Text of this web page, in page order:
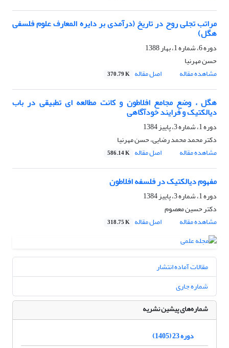
مراتب تجلی روح در تاریخ (درآمدی بر دایره المعارف علوم فلسفی
هگل)
دوره 6، شماره 1، بهار 1388
حسن مهرنیا
مشاهده مقاله
اصل مقاله 370.79 K
هگل ، وضع مجامع افلاطون و کانت مطالعه ای تطبیقی در باب
دیالکتیک و فرایند خودآگاهی
دوره 1، شماره 3، پاییز 1384
دکتر محمد محمد رضایی، حسن مهرنیا
مشاهده مقاله
اصل مقاله 586.14 K
مفهوم دیالکتیک در فلسفه افلاطون
دوره 1، شماره 3، پاییز 1384
دکتر حسین معصوم
مشاهده مقاله
اصل مقاله 318.75 K
مقالات آماده انتشار
شماره جاری
شماره‌های پیشین نشریه
دوره 23 (1405)